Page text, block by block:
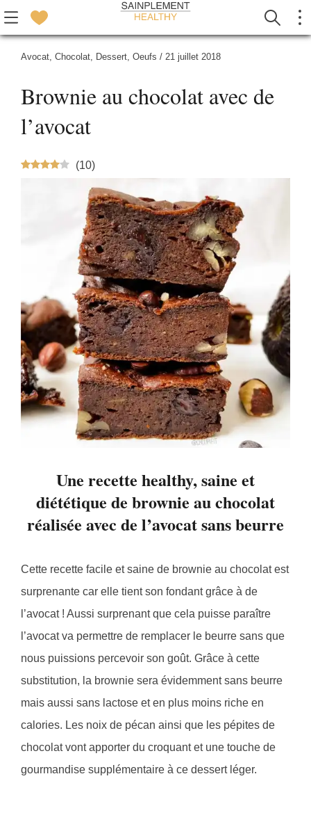
Avocat, Chocolat, Dessert, Oeufs / 21 juillet 2018
Brownie au chocolat avec de
l’avocat
(10)
Une recette healthy, saine et
diététique de brownie au chocolat
réalisée avec de l’avocat sans beurre
Cette recette facile et saine de brownie au chocolat est
surprenante car elle tient son fondant grâce à de
l’avocat ! Aussi surprenant que cela puisse paraître
l’avocat va permettre de remplacer le beurre sans que
nous puissions percevoir son goût. Grâce à cette
substitution, la brownie sera évidemment sans beurre
mais aussi sans lactose et en plus moins riche en
calories. Les noix de pécan ainsi que les pépites de
chocolat vont apporter du croquant et une touche de
gourmandise supplémentaire à ce dessert léger.